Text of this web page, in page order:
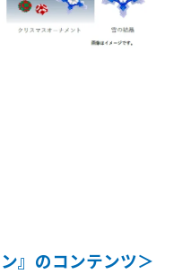
』のコンテンツ＞